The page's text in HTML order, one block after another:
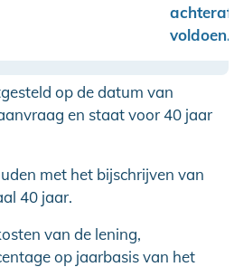
voldoen.
op de datum van
en staat voor 40 jaar
met het bijschrijven van
40 jaar.
van de lening,
op jaarbasis van het